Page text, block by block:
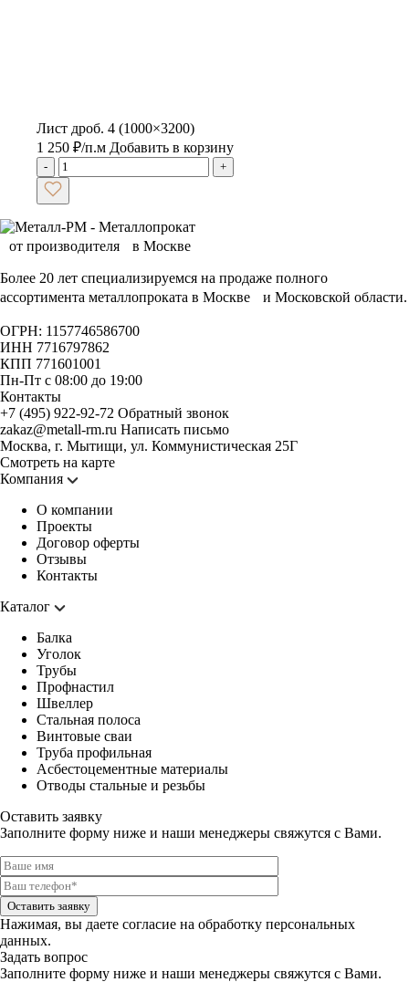
Лист дроб. 4 (1000×3200)
1 250 ₽/п.м Добавить в корзину
- +
Более 20 лет специализируемся на продаже полного
ассортимента металлопроката в Москве и Московской области.
ОГРН: 1157746586700
ИНН 7716797862
КПП 771601001
Пн-Пт с 08:00 до 19:00
Контакты
+7 (495) 922-92-72 Обратный звонок
zakaz@metall-rm.ru Написать письмо
Москва, г. Мытищи, ул. Коммунистическая 25Г
Смотреть на карте
Компания
О компании
Проекты
Договор оферты
Отзывы
Контакты
Каталог
Балка
Уголок
Трубы
Профнастил
Швеллер
Стальная полоса
Винтовые сваи
Труба профильная
Асбестоцементные материалы
Отводы стальные и резьбы
Оставить заявку
Заполните форму ниже и наши менеджеры свяжутся с Вами.
Оставить заявку
Нажимая, вы даете согласие на обработку персональных
данных.
Задать вопрос
Заполните форму ниже и наши менеджеры свяжутся с Вами.